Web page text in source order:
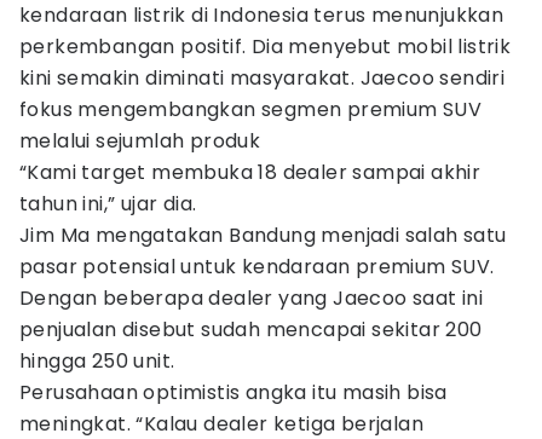
kendaraan listrik di Indonesia terus menunjukkan
perkembangan positif. Dia menyebut mobil listrik
kini semakin diminati masyarakat. Jaecoo sendiri
fokus mengembangkan segmen premium SUV
melalui sejumlah produk
“Kami target membuka 18 dealer sampai akhir
tahun ini,” ujar dia.
Jim Ma mengatakan Bandung menjadi salah satu
pasar potensial untuk kendaraan premium SUV.
Dengan beberapa dealer yang Jaecoo saat ini
penjualan disebut sudah mencapai sekitar 200
hingga 250 unit.
Perusahaan optimistis angka itu masih bisa
meningkat. “Kalau dealer ketiga berjalan